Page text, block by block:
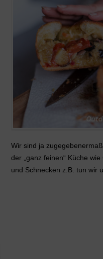
Wir sind ja
der „ganz feinen“ Küche
und Schnecken z.B. tun wir